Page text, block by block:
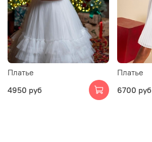
Платье
4950 руб
Платье
6700 руб